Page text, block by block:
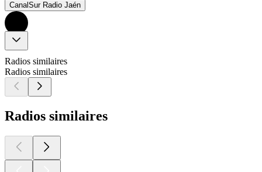
CanalSur Radio Jaén
Radios similaires
Radios similaires
Radios similaires